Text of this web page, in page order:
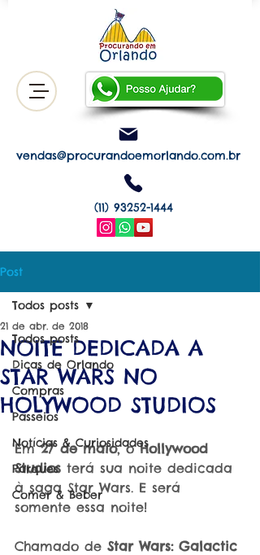
vendas@procurandoemorlando.com.br
(11) 93252-1444
Post
Todos posts
Dicas de Orlando
Compras
Passeios
Notícias & Curiosidades
Parques
Comer & Beber
Todos posts
NOITE DEDICADA A
STAR WARS NO
HOLYWOOD STUDIOS
21 de abr. de 2018
Em 27 de maio, o Hollywood
Studios terá sua noite dedicada
à saga Star Wars. E será
somente essa noite!
Chamado de Star Wars: Galactic